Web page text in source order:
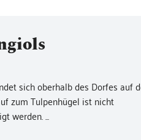
sich oberhalb des Dorfes auf
zum Tulpenhügel ist nicht
werden. ...